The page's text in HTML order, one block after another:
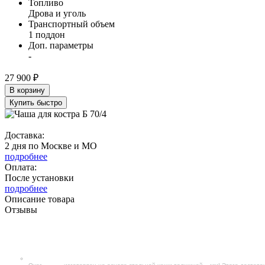
Топливо
Дрова и уголь
Транспортный объем
1 поддон
Доп. параметры
-
27 900 ₽
В корзину
Купить быстро
Доставка:
2 дня по Москве и МО
подробнее
Оплата:
После установки
подробнее
Описание товара
Отзывы